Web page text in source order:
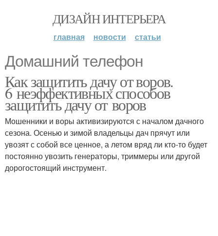
ДИЗАЙН ИНТЕРЬЕРА
главная новости статьи
Домашний телефон
Как защитить дачу от воров.
6 неэффективных способов
защитить дачу от воров
Мошенники и воры активизируются с началом дачного
сезона. Осенью и зимой владельцы дач прячут или
увозят с собой все ценное, а летом вряд ли кто-то будет
постоянно увозить генераторы, триммеры или другой
дорогостоящий инструмент.